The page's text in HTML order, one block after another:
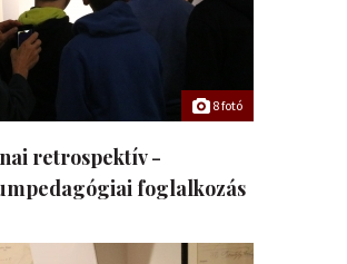
8 fotó
retrospektív -
foglalkozás